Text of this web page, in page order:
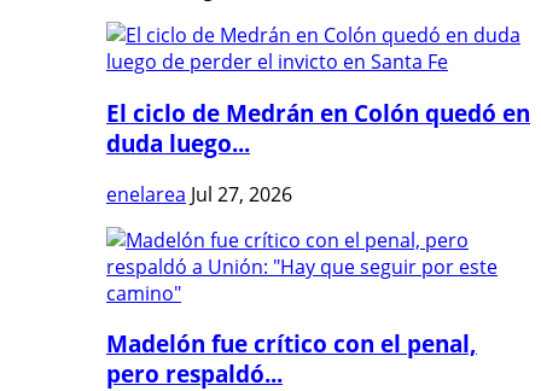
El ciclo de Medrán en Colón quedó en
duda luego...
enelarea Jul 27, 2026
Madelón fue crítico con el penal,
pero respaldó...